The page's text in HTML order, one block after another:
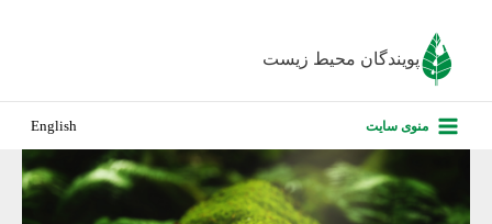
پویندگان محیط زیست
منوی سایت English
درباره ما
پروژه‌های